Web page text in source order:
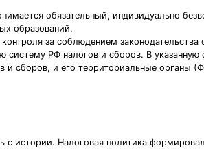
обязательный, индивидуально
образований.
за соблюдением
РФ налогов и сборов. В указанную
сборов, и его территориальные органы
с истории. Налоговая политика